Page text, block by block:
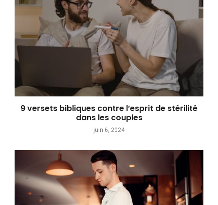
9 versets bibliques contre l’esprit de stérilité
dans les couples
juin 6, 2024